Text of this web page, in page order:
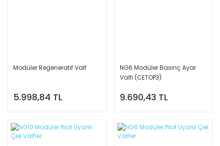
Modüler Regeneratif Valf
5.998,84 TL
NG6 Modüler Basınç Ayar
Valfi (CETOP3)
9.690,43 TL